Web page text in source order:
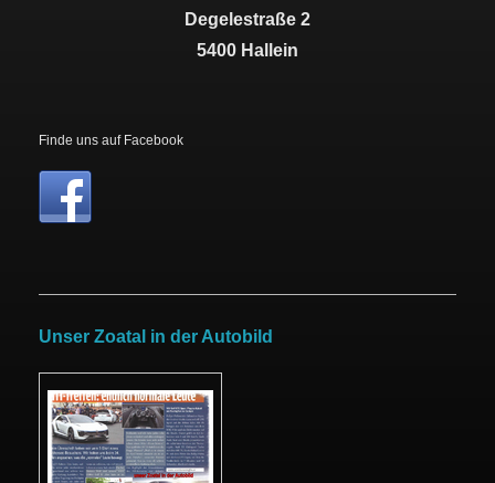
Degelestraße 2
5400 Hallein
Finde uns auf Facebook
Unser Zoatal in der Autobild